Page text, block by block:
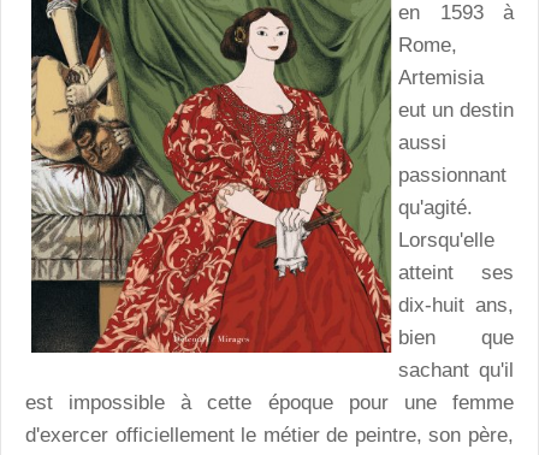
en 1593 à
Rome,
Artemisia
eut un destin
aussi
passionnant
qu'agité.
Lorsqu'elle
atteint ses
dix-huit ans,
bien que
sachant qu'il
est impossible à cette époque pour une femme
d'exercer officiellement le métier de peintre, son père,